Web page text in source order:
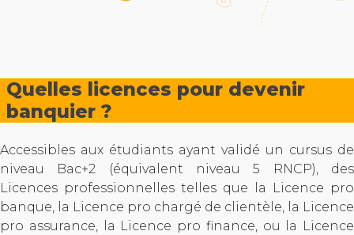
Quelles licences pour devenir
banquier ?
Accessibles aux étudiants ayant validé un cursus de
niveau Bac+2 (équivalent niveau 5 RNCP), des
Licences professionnelles telles que la Licence pro
banque, la Licence pro chargé de clientèle, la Licence
pro assurance, la Licence pro finance, ou la Licence